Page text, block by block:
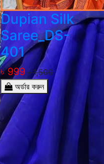
Dupian Silk
Saree_DS-
401
৳ 999 ৳ 1,500
অর্ডার করুন